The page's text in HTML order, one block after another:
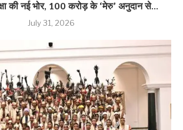
की नई भोर, 100 करोड़ के ‘मेरु’ अनुदान से...
July 31, 2026